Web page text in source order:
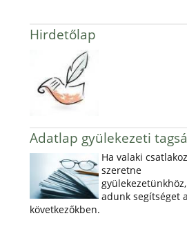
Hirdetőlap
Adatlap gyülekezeti
Ha valaki
szeretne
adunk segítséget a
következőkben.